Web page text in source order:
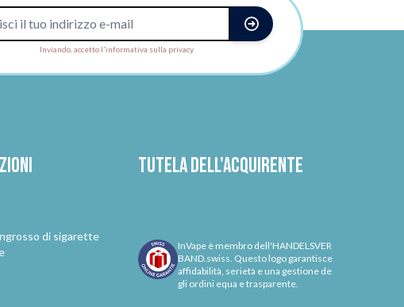
e-mail
Inviando, accetto l'informativa sulla privacy.
di sigarette
Tutela dell'acquirente
InVape è membro dell'HANDELSVER
BAND.swiss. Questo logo garantisce
affidabilità, serietà e una gestione de
gli ordini equa e trasparente.